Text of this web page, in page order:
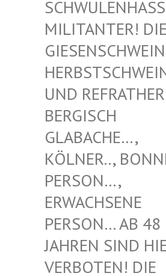
NHASSER –
TER! DIE GIESENS
CHWEINE…,
CHWEINE…,
RATHER…,
H GLABACH
E…, KÖLNER.
., BONNE…,
, ERWACHS
ENE PERSON…
AB 48 JAHREN
SIND HIER
N! DIE ILLEGAL